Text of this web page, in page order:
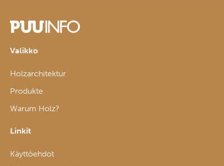
Valikko
Holzarchitektur
Produkte
Warum Holz?
Linkit
Käyttöehdot